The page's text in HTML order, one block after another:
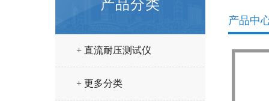
产品分类
+ 直流耐压测试仪
+ 更多分类
产品中